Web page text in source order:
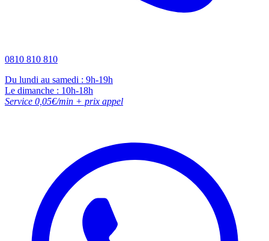
0810 810 810
Du lundi au samedi : 9h-19h
Le dimanche : 10h-18h
Service 0,05€/min + prix appel